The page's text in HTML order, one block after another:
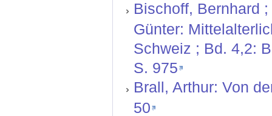
Bischoff, Bernhard
Günter:
Schweiz ; Bd. 4,2:
S. 975
Brall, Arthur: Von
50